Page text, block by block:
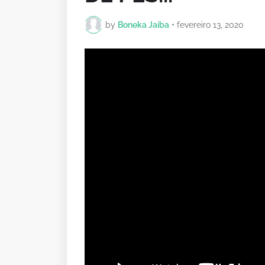
by Boneka Jaíba • fevereiro 13, 2020